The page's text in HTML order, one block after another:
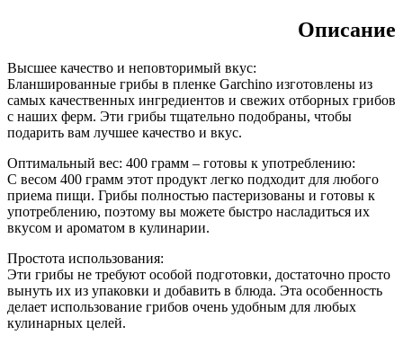
Описание
Высшее качество и неповторимый вкус:
Бланшированные грибы в пленке Garchino изготовлены из
самых качественных ингредиентов и свежих отборных грибов
с наших ферм. Эти грибы тщательно подобраны, чтобы
подарить вам лучшее качество и вкус.
Оптимальный вес: 400 грамм – готовы к употреблению:
С весом 400 грамм этот продукт легко подходит для любого
приема пищи. Грибы полностью пастеризованы и готовы к
употреблению, поэтому вы можете быстро насладиться их
вкусом и ароматом в кулинарии.
Простота использования:
Эти грибы не требуют особой подготовки, достаточно просто
вынуть их из упаковки и добавить в блюда. Эта особенность
делает использование грибов очень удобным для любых
кулинарных целей.